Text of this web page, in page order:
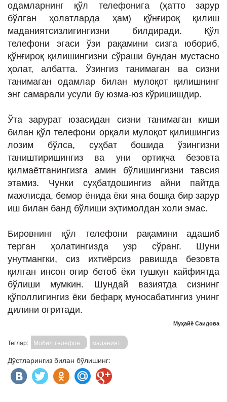
одамларнинг қўл телефонига (ҳатто зарур
бўлган ҳолатларда ҳам) қўнғироқ қилиш
маданиятсизлигингизни билдиради. Қўл
телефони эгаси ўзи рақамини сизга юбориб,
қўнғироқ қилишингизни сўраши бундан мустасно
ҳолат, албатта. Ўзингиз танимаган ва сизни
танимаган одамлар билан мулоқот қилишнинг
энг самарали усули бу юзма-юз кўришишдир.
Ўта зарурат юзасидан сизни танимаган киши
билан қўл телефони орқали мулоқот қилишингиз
лозим бўлса, суҳбат бошида ўзингизни
таништиришингиз ва уни ортиқча безовта
қилмаётганингизга амин бўлишингизни тавсия
этамиз. Чунки суҳбатдошингиз айни пайтда
мажлисда, бемор ёнида ёки яна бошқа бир зарур
иш билан банд бўлиши эҳтимолдан холи эмас.
Бировнинг қўл телефони рақамини адашиб
терган ҳолатингизда узр сўранг. Шуни
унутмангки, сиз ихтиёрсиз равишда безовта
қилган инсон оғир бетоб ёки тушкун кайфиятда
бўлиши мумкин. Шундай вазиятда сизнинг
қўполлигингиз ёки бефарқ муносабатингиз унинг
дилини оғритади.
Муҳайё Саидова
Теглар: Мобил телефон маданият
Дўстларингиз билан бўлишинг: